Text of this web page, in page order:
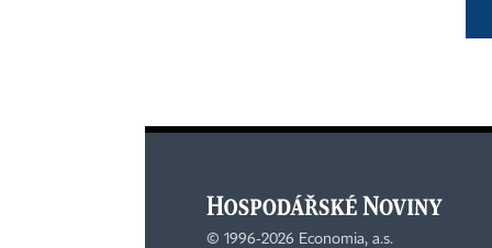
© 1996-2026 Economia, a.s.